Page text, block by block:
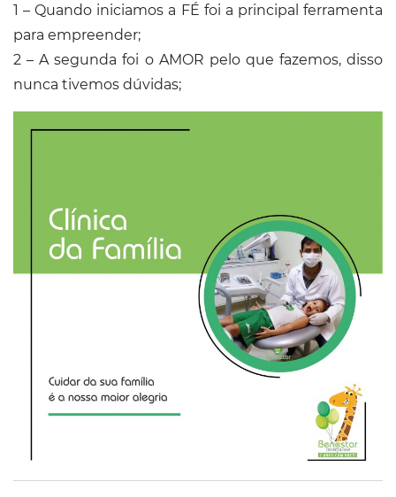
1 – Quando iniciamos a FÉ foi a principal ferramenta
para empreender;
2 – A segunda foi o AMOR pelo que fazemos, disso
nunca tivemos dúvidas;